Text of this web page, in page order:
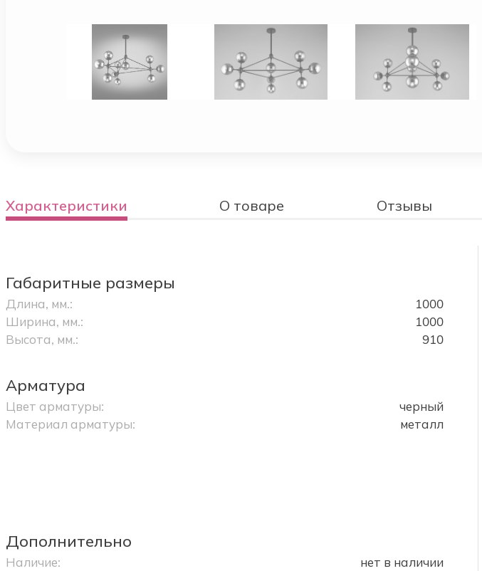
Характеристики О товаре Отзывы
Габаритные размеры
Длина, мм.:
1000
Ширина, мм.:
1000
Высота, мм.:
910
Арматура
Цвет арматуры:
черный
Материал арматуры:
металл
Дополнительно
Наличие:
нет в наличии